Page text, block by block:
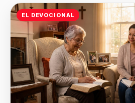
EL DEVOCIONAL